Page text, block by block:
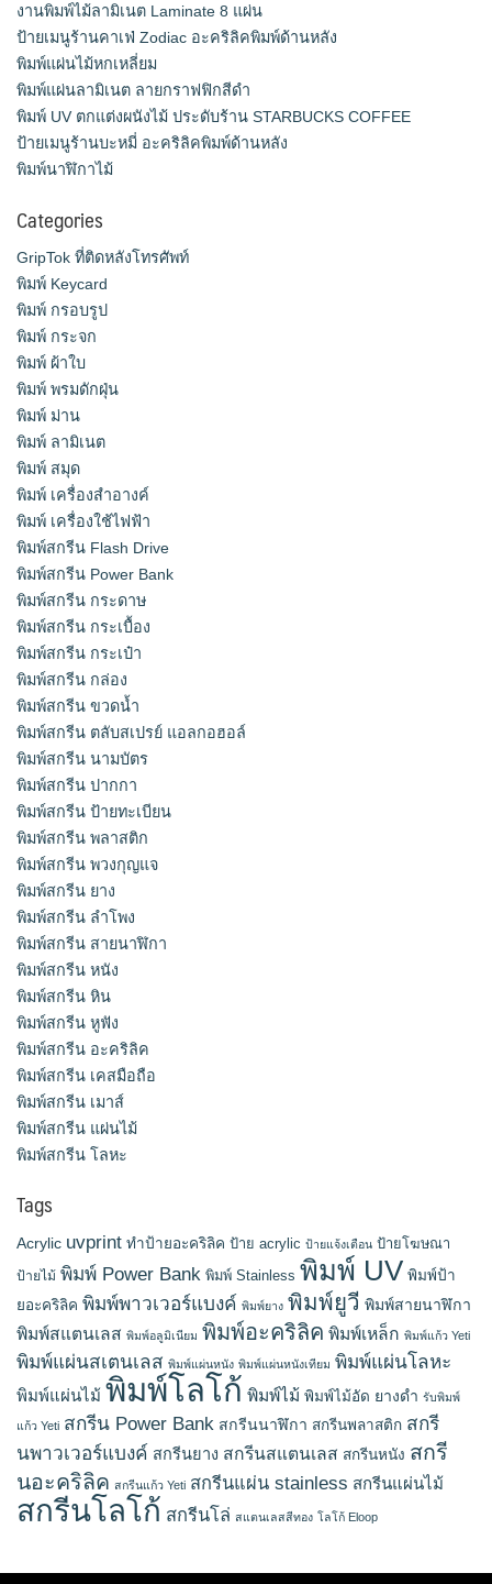
งานพิมพ์ไม้ลามิเนต Laminate 8 แผ่น
ป้ายเมนูร้านคาเฟ่ Zodiac อะคริลิคพิมพ์ด้านหลัง
พิมพ์แผ่นไม้หกเหลี่ยม
พิมพ์แผ่นลามิเนต ลายกราฟฟิกสีดำ
พิมพ์ UV ตกแต่งผนังไม้ ประดับร้าน STARBUCKS COFFEE
ป้ายเมนูร้านบะหมี่ อะคริลิคพิมพ์ด้านหลัง
พิมพ์นาฬิกาไม้
Categories
GripTok ที่ติดหลังโทรศัพท์
พิมพ์ Keycard
พิมพ์ กรอบรูป
พิมพ์ กระจก
พิมพ์ ผ้าใบ
พิมพ์ พรมดักฝุ่น
พิมพ์ ม่าน
พิมพ์ ลามิเนต
พิมพ์ สมุด
พิมพ์ เครื่องสําอางค์
พิมพ์ เครื่องใช้ไฟฟ้า
พิมพ์สกรีน Flash Drive
พิมพ์สกรีน Power Bank
พิมพ์สกรีน กระดาษ
พิมพ์สกรีน กระเบื้อง
พิมพ์สกรีน กระเป๋า
พิมพ์สกรีน กล่อง
พิมพ์สกรีน ขวดน้ำ
พิมพ์สกรีน ตลับสเปรย์ แอลกอฮอล์
พิมพ์สกรีน นามบัตร
พิมพ์สกรีน ปากกา
พิมพ์สกรีน ป้ายทะเบียน
พิมพ์สกรีน พลาสติก
พิมพ์สกรีน พวงกุญแจ
พิมพ์สกรีน ยาง
พิมพ์สกรีน ลำโพง
พิมพ์สกรีน สายนาฬิกา
พิมพ์สกรีน หนัง
พิมพ์สกรีน หิน
พิมพ์สกรีน หูฟัง
พิมพ์สกรีน อะคริลิค
พิมพ์สกรีน เคสมือถือ
พิมพ์สกรีน เมาส์
พิมพ์สกรีน แผ่นไม้
พิมพ์สกรีน โลหะ
Tags
Acrylic uvprint ทำป้ายอะคริลิค ป้าย acrylic ป้ายแจ้งเตือน ป้ายโฆษณา
ป้ายไม้ พิมพ์ Power Bank พิมพ์ Stainless พิมพ์ UV พิมพ์ป้า
ยอะคริลิค พิมพ์พาวเวอร์แบงค์ พิมพ์ยาง พิมพ์ยูวี พิมพ์สายนาฬิกา
พิมพ์สแตนเลส พิมพ์อลูมิเนียม พิมพ์อะคริลิค พิมพ์เหล็ก พิมพ์แก้ว Yeti
พิมพ์แผ่นสเตนเลส พิมพ์แผ่นหนัง พิมพ์แผ่นหนังเทียม พิมพ์แผ่นโลหะ
พิมพ์แผ่นไม้ พิมพ์โลโก้ พิมพ์ไม้ พิมพ์ไม้อัด ยางดำ รับพิมพ์
แก้ว Yeti สกรีน Power Bank สกรีนนาฬิกา สกรีนพลาสติก สกรี
นพาวเวอร์แบงค์ สกรีนยาง สกรีนสแตนเลส สกรีนหนัง สกรี
นอะคริลิค สกรีนแก้ว Yeti สกรีนแผ่น stainless สกรีนแผ่นไม้
สกรีนโลโก้ สกรีนโล่ สแตนเลสสีทอง โลโก้ Eloop